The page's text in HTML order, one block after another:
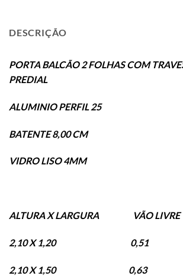
DESCRIÇÃO
PORTA BALCÃO 2 FOLHAS COM
PREDIAL
ALUMINIO PERFIL 25
BATENTE 8,00 CM
VIDRO LISO 4MM
ALTURA X LARGURA VÃO LIVRE
2,10 X 1,20 0,51
2,10 X 1,50 0,63